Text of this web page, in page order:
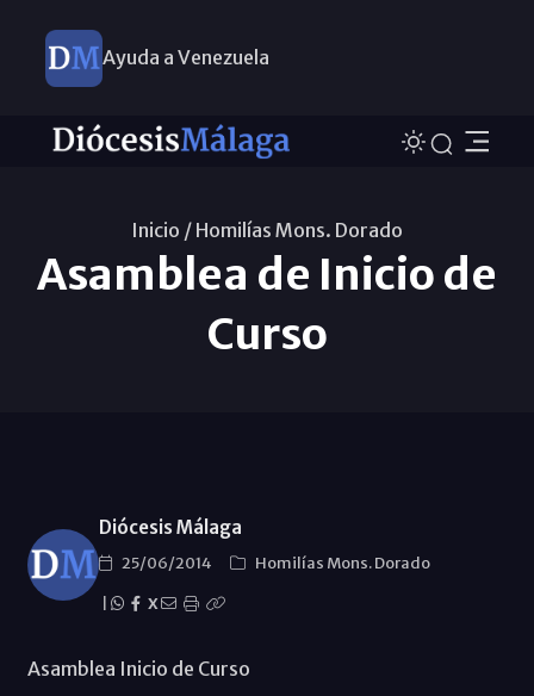
Ayuda a Venezuela
Inicio / Homilías Mons. Dorado
Asamblea de Inicio de
Curso
Diócesis Málaga
25/06/2014
Homilías Mons. Dorado
X
Asamblea Inicio de Curso